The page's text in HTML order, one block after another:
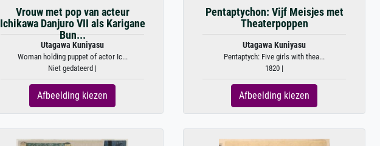
Vrouw met pop van acteur
Ichikawa Danjuro VII als Karigane
Bun...
Utagawa Kuniyasu
Woman holding puppet of actor Ic...
Niet gedateerd |
Afbeelding kiezen
Pentaptychon: Vijf Meisjes met
Theaterpoppen
Utagawa Kuniyasu
Pentaptych: Five girls with thea...
1820 |
Afbeelding kiezen